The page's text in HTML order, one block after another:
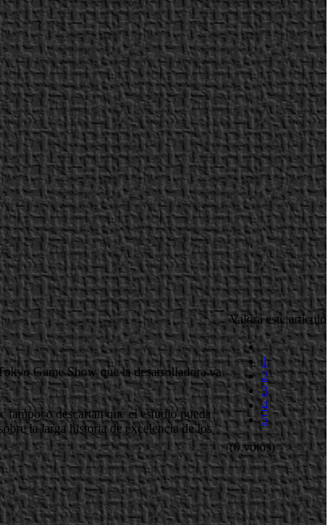
Valora este artículo
1
2
3
4
5
(0 votos)
Game Show que la desarrolladora va
descartan que el estudio pueda
la larga historia de excelencia de los